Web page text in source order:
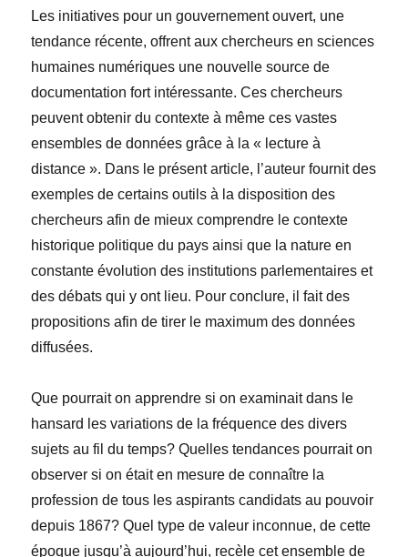
Les initiatives pour un gouvernement ouvert, une
tendance récente, offrent aux chercheurs en sciences
humaines numériques une nouvelle source de
documentation fort intéressante. Ces chercheurs
peuvent obtenir du contexte à même ces vastes
ensembles de données grâce à la « lecture à
distance ». Dans le présent article, l’auteur fournit des
exemples de certains outils à la disposition des
chercheurs afin de mieux comprendre le contexte
historique politique du pays ainsi que la nature en
constante évolution des institutions parlementaires et
des débats qui y ont lieu. Pour conclure, il fait des
propositions afin de tirer le maximum des données
diffusées.
Que pourrait on apprendre si on examinait dans le
hansard les variations de la fréquence des divers
sujets au fil du temps? Quelles tendances pourrait on
observer si on était en mesure de connaître la
profession de tous les aspirants candidats au pouvoir
depuis 1867? Quel type de valeur inconnue, de cette
époque jusqu’à aujourd’hui, recèle cet ensemble de